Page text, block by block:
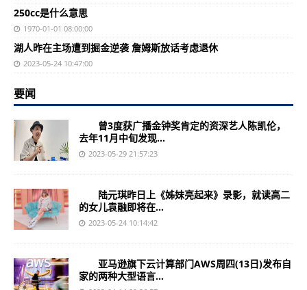
250cc是什么意思
1970-01-01 08:00:00
湖人昨在主场遭到掘金逆袭 詹姆斯放话考虑退休
2023-05-24 10:47:00
要闻
曾3度获广播金钟奖肯定的资深艺人陈凯伦，
去年11月中旬发现...
2023-05-29 21:57:23
陆元琪昨日上《姊妹亮起来》录影，就读高二
的女儿袁融即将在...
2023-05-24 10:14:42
亚马逊旗下云计算部门AWS周四(13日)发布自
家的两种大型语言...